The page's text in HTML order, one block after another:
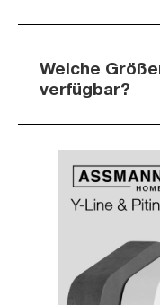
Welche
verfügbar?